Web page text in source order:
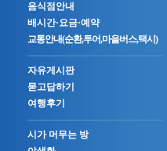
음식점안내
배시간·요금·예약
교통안내(순환,투어,마을버스,택시)
자유게시판
묻고답하기
여행후기
시가 머무는 방